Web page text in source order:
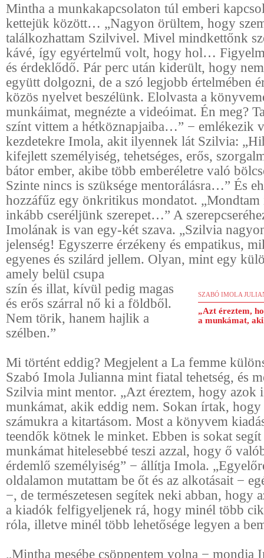
Mintha a munkakapcsolaton túl emberi
kettejük között… „Nagyon örültem, hogy
találkozhattam Szilvivel. Mivel mindkettőnk
kávé, így egyértelmű volt, hogy hol…
és érdeklődő. Pár perc után kiderült, hogy
együtt dolgozni, de a szó legjobb értelmében
közös nyelvet beszélünk. Elolvasta a
munkáimat, megnézte a videóimat. Én meg?
színt vittem a hétköznapjaiba…” − emlékezik
kezdetekre Imola, akit ilyennek lát Szilvia:
kifejlett személyiség, tehetséges, erős,
bátor ember, akibe több emberéletre való
Szinte nincs is szüksége mentorálásra…” És
hozzáfűz egy önkritikus mondatot.
inkább cseréljünk szerepet…” A
Imolának is van egy-két szava. „Szilvia
jelenség! Egyszerre érzékeny és empatikus,
egyenes és szilárd jellem. Olyan, mint egy
amely belül csupa
SZABÓ IMOLA
„Azt éreztem,
a munkámat,
szín és illat, kívül pedig magas
és erős szárral nő ki a földből.
Nem törik, hanem hajlik a
szélben.”
Mi történt eddig? Megjelent a La femme
Szabó Imola Julianna mint fiatal tehetség, és
Szilvia mint mentor. „Azt éreztem, hogy azok
munkámat, akik eddig nem. Sokan írtak, hogy
számukra a kitartásom. Most a könyvem
teendők kötnek le minket. Ebben is sokat
munkámat hitelesebbé teszi azzal, hogy ő
érdemlő személyiség” − állítja Imola.
oldalamon mutattam be őt és az alkotásait −
−, de természetesen segítek neki abban, hogy
a kiadók felfigyeljenek rá, hogy minél több
róla, illetve minél több lehetősége legyen a
„Mintha mesébe csöppentem volna − mondja